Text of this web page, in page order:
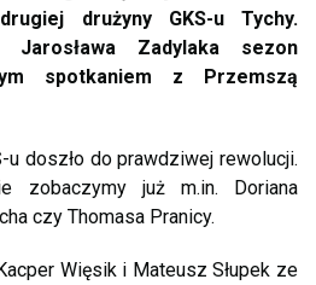
drużyny GKS-u Tychy.
Jarosława Zadylaka sezon
spotkaniem z Przemszą
u doszło do prawdziwej rewolucji.
zobaczymy już m.in. Doriana
czy Thomasa Pranicy.
Więsik i Mateusz Słupek ze